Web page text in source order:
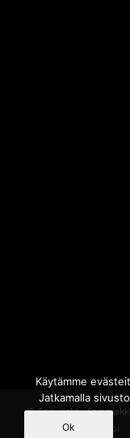
© Copyright -
Powered by
iQWebbi
Käytämme
Jatkamalla
Ok